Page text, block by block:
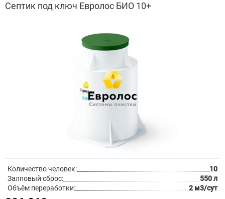
Септик под ключ Евролос БИО 10+
Количество человек:
10
Залповый сброс:
550 л
Объём переработки:
2 м3/сут